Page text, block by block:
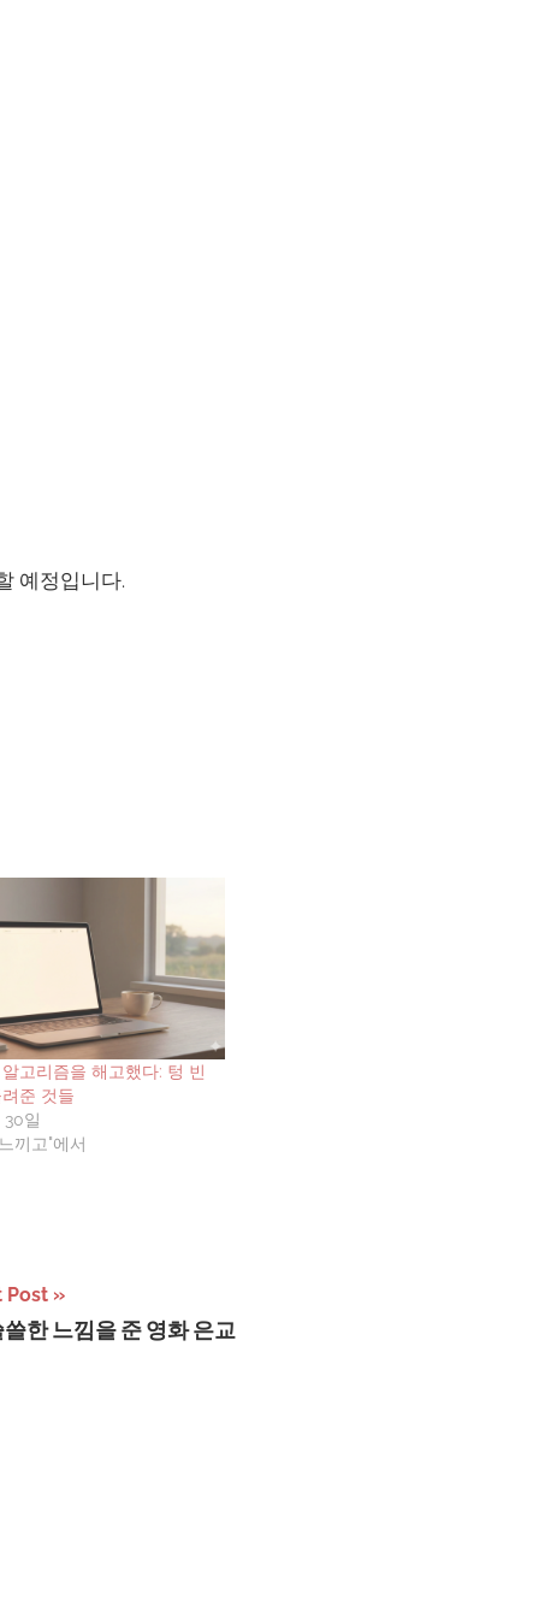
예정입니다.
고리즘을 해고했다: 텅 빈
준 것들
30일
끼고"에서
Post
쓸한 느낌을 준 영화 은교